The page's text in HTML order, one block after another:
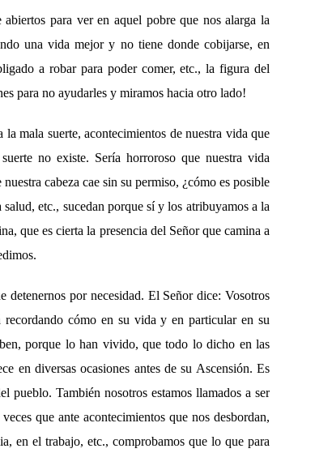
para ver en aquel pobre que nos alarga la
una vida mejor y no tiene donde cobijarse, en
a robar para poder comer, etc., la figura del
para no ayudarles y miramos hacia otro lado!
mala suerte, acontecimientos de nuestra vida que
no existe. Sería horroroso que nuestra vida
cabeza cae sin su permiso, ¿cómo es posible
etc., sucedan porque sí y los atribuyamos a la
que es cierta la presencia del Señor que camina a
detenernos por necesidad. El Señor dice: Vosotros
cómo en su vida y en particular en su
porque lo han vivido, que todo lo dicho en las
en diversas ocasiones antes de su Ascensión. Es
pueblo. También nosotros estamos llamados a ser
que ante acontecimientos que nos desbordan,
en el trabajo, etc., comprobamos que lo que para